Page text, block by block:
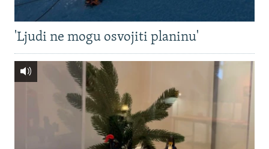
'Ljudi ne mogu osvojiti planinu'